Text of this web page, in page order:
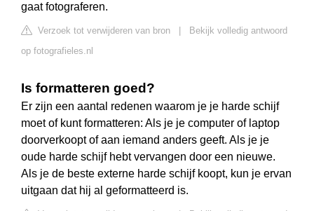
gaat fotograferen.
Verzoek tot verwijderen van bron
Bekijk volledig antwoord
op fotografieles.nl
Is formatteren goed?
Er zijn een aantal redenen waarom je je harde schijf
moet of kunt formatteren: Als je je computer of laptop
doorverkoopt of aan iemand anders geeft. Als je je
oude harde schijf hebt vervangen door een nieuwe.
Als je de beste externe harde schijf koopt, kun je ervan
uitgaan dat hij al geformatteerd is.